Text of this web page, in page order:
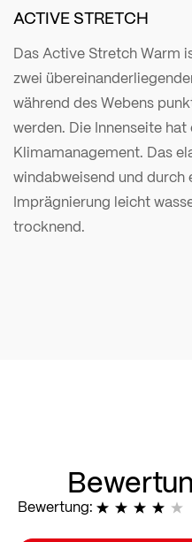
ACTIVE STRETCH
Das Active Stretch Warm
zwei
während des Webens
werden. Die Innenseite
Klimamanagement. Das
windabweisend und durch
Imprägnierung leicht
trocknend.
Bewertung: